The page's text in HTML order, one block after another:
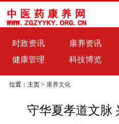
时政资讯 康养资讯
健康管理
科技博览
位置：主页 > 康养文化
守华夏孝道文脉